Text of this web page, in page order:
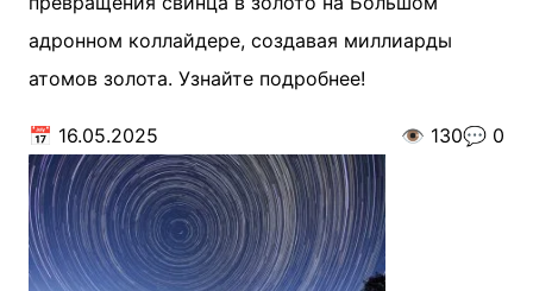
адронном коллайдере, создавая миллиарды
атомов золота. Узнайте подробнее!
📅 16.05.2025 👁️ 130💬 0